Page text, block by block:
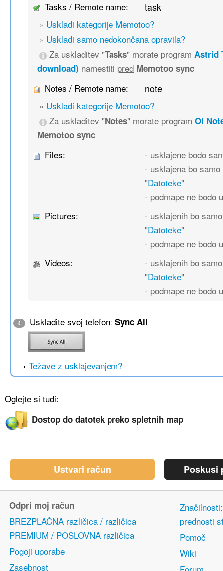
Tasks / Remote name:
task
» Uskladi kategorije Memotoo?
» Uskladi samo nedokončana opravila?
Za uskladitev "Tasks" morate programAstrid
download) namestiti pred Memotoo sync
Notes / Remote name: note
» Uskladi kategorije Memotoo?
Za uskladitev "Notes" morate programOI
Memotoo sync
Files:
- usklajene bodo
- usklajena bo
"Datoteke"
- podmape ne bodo
Pictures:
- usklajenih bo
"Datoteke"
- podmape ne bodo
Videos:
- usklajenih bo
"Datoteke"
- podmape ne bodo
4 Uskladite svoj telefon:Sync All
Težave z usklajevanjem?
Oglejte si tudi:
Dostop do datotek preko spletnih map
Ustvari račun Poskusi
Odpri moj račun
BREZPLAČNA različica / različica
PREMIUM / POSLOVNA različica
Pogoji uporabe
Zasebnost
prednosti
Pomoč
Wiki